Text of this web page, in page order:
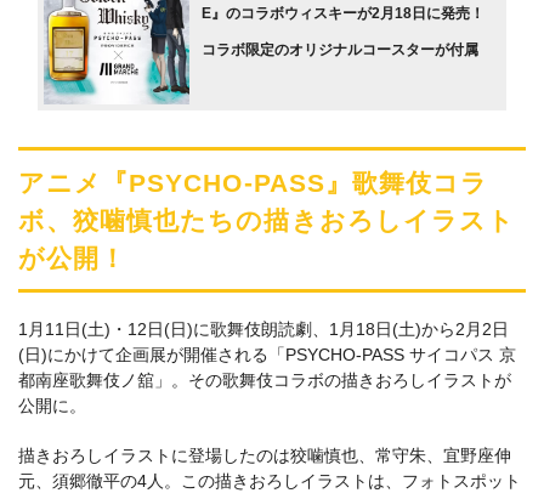
E』のコラボウィスキーが2月18日に発売！
コラボ限定のオリジナルコースターが付属
アニメ『PSYCHO-PASS』歌舞伎コラ
ボ、狡噛慎也たちの描きおろしイラスト
が公開！
1月11日(土)・12日(日)に歌舞伎朗読劇、1月18日(土)から2月2日
(日)にかけて企画展が開催される「PSYCHO-PASS サイコパス 京
都南座歌舞伎ノ舘」。その歌舞伎コラボの描きおろしイラストが
公開に。
描きおろしイラストに登場したのは狡噛慎也、常守朱、宜野座伸
元、須郷徹平の4人。この描きおろしイラストは、フォトスポット